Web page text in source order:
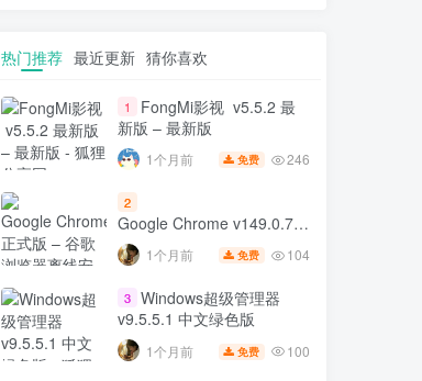
热门推荐 最近更新 猜你喜欢
1
FongMi影视 v5.5.2 最
新版 – 最新版
1个月前 免费 246
2
Google Chrome v149.0.7827.197
正式版 – 谷歌浏览器离线安
装包 1个月前 免费 104
3 Windows超级管理器
v9.5.5.1 中文绿色版
1个月前 免费 100